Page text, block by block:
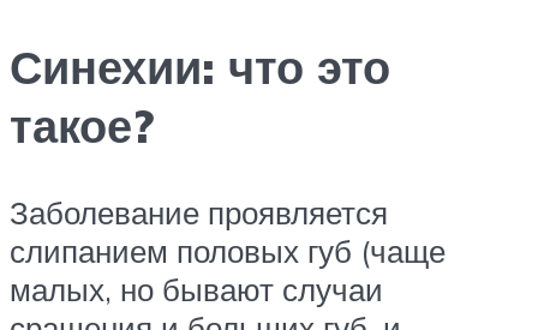
Синехии: что это
такое?
Заболевание проявляется
слипанием половых губ (чаще
малых, но бывают случаи